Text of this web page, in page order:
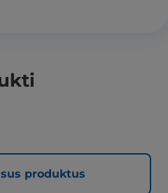
produktus